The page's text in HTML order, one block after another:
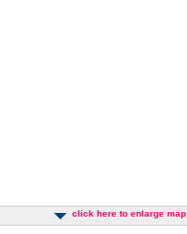
click here to enlarge map